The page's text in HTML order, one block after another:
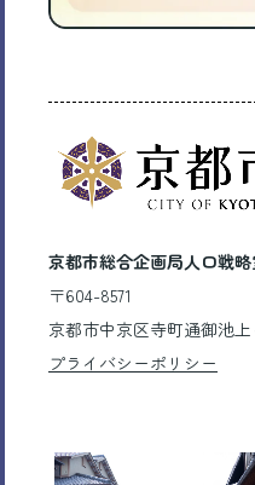
京都市総合企画局人口戦
〒604-8571
京都市中京区寺町通御池
プライバシーポリシー